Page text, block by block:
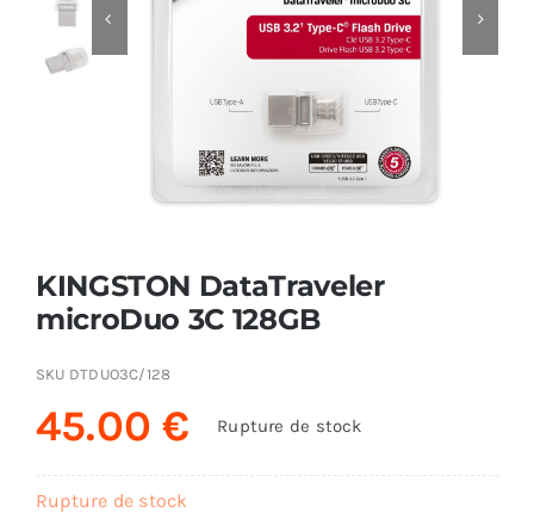
AUDIO
 
KINGSTON DataTraveler
microDuo 3C 128GB
SKU DTDUO3C/128
45.00€ Rupture de stock
Rupture de stock